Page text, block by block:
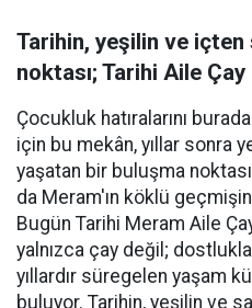
Tarihin, yeşilin ve
noktası; Tarihi Aile
Çocukluk hatıralarını
için bu mekân, yıllar sonra
yaşatan bir buluşma
da Meram'ın köklü
Bugün Tarihi Meram Aile
yalnızca çay değil;
yıllardır süregelen yaşam
buluyor. Tarihin, yeşilin ve